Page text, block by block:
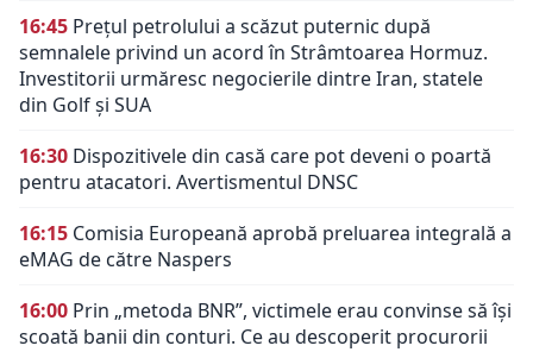
16:45 Prețul petrolului a scăzut puternic după
semnalele privind un acord în Strâmtoarea Hormuz.
Investitorii urmăresc negocierile dintre Iran, statele
din Golf și SUA
16:30 Dispozitivele din casă care pot deveni o poartă
pentru atacatori. Avertismentul DNSC
16:15 Comisia Europeană aprobă preluarea integrală a
eMAG de către Naspers
16:00 Prin „metoda BNR”, victimele erau convinse să își
scoată banii din conturi. Ce au descoperit procurorii